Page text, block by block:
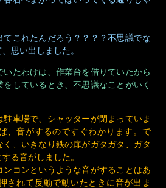
てこれたんだろう？？？？不思議でな
思い出しました。
たわけは、作業台を借りていたから
しているとき、不思議なことがいく
駐車場で、シャッターが閉まっていま
、音がするのですぐわかります。で
く、いきなり鉄の扉がガタガタ、ガタ
る音がしました。
コンというような音がすることはあ
されて反動で動いたときに音が出ま